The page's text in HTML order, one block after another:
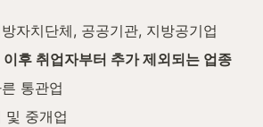
방자치단체, 공공기관, 지방공기업
후 취업자부터 추가 제외되는 업종
통관업
및 중개업